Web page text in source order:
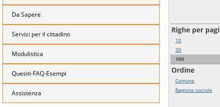
Da Sapere
Servizi per il cittadino
Modulistica
Quesiti-FAQ-Esempi
Assistenza
Righe per
10
30
100
Ordine
Comune
Ragione sociale